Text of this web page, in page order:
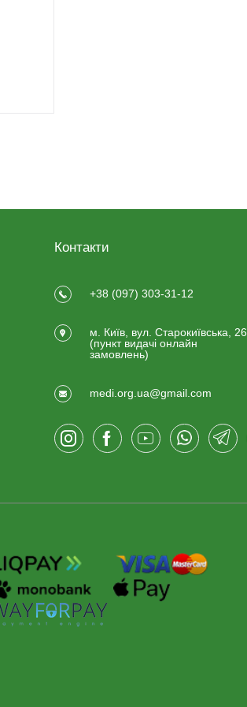
Контакти
+38 (097) 303-31-12
м. Київ, вул. Старокиївська, 26
(пункт видачi онлайн
замовлень)
medi.org.ua@gmail.com